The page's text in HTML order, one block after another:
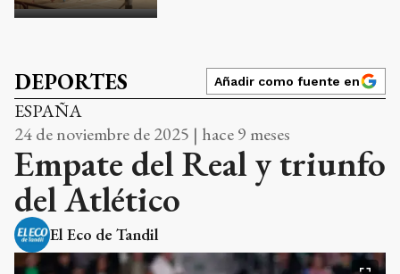
DEPORTES Añadir como fuente en
ESPAÑA
24 de noviembre de 2025 | hace 9 meses
Empate del Real y triunfo
del Atlético
El Eco de Tandil